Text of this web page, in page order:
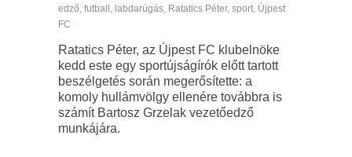
edző, futball , labdarúgás, Ratatics Péter, sport, Újpest
FC
Ratatics Péter, az Újpest FC klubelnöke
kedd este egy sportújságírók előtt tartott
beszélgetés során megerősítette: a
komoly hullámvölgy ellenére továbbra is
számít Bartosz Grzelak vezetőedző
munkájára.